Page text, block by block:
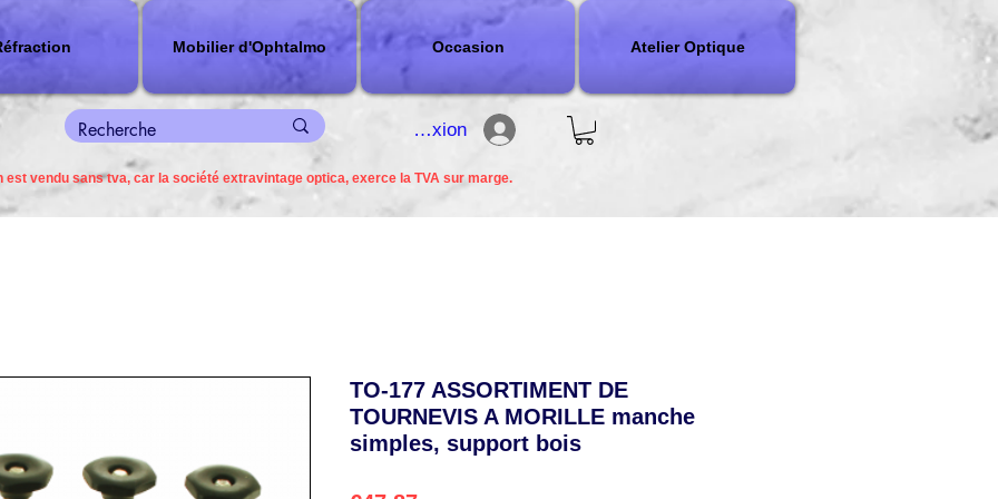
Mobilier d'Ophtalmo Occasion Atelier Optique
connexion
est vendu sans tva, car la société extravintage optica, exerce la TVA sur marge.
TO-177 ASSORTIMENT DE
TOURNEVIS A MORILLE manche
simples, support bois